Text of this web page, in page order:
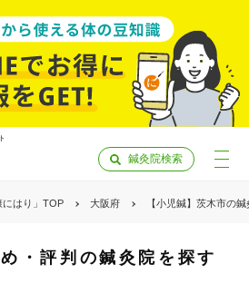
鍼灸院検索
にはり」TOP 大阪府 【小児鍼】茨木市の
・評判の鍼灸院を探す